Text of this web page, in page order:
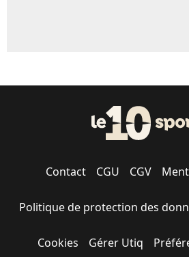
Contact CGU CGV
Politique de protection des
Cookies Gérer Utiq